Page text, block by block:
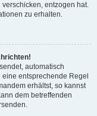
entzogen hat.
zu erhalten.
automatisch
entsprechende Regel
erhältst, so kannst
dem betreffenden